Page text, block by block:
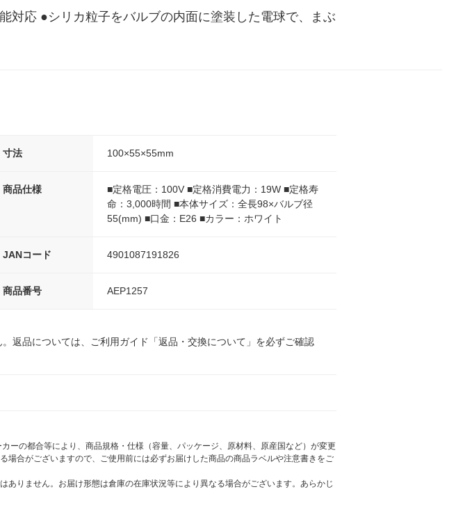
対応 ●シリカ粒子をバルブの内面に塗装した電球で、まぶ
寸法 100×55×55mm
商品仕様
■定格電圧：100V ■定格消費電力：19W ■定格寿
命：3,000時間 ■本体サイズ：全長98×バルブ径
55(mm) ■口金：E26 ■カラー：ホワイト
JANコード 4901087191826
商品番号 AEP1257
返品については、ご利用ガイド「返品・交換について」を必ずご確認
ーの都合等により、商品規格・仕様（容量、パッケージ、原材料、原産国など）が変更
合がございますので、ご使用前には必ずお届けした商品の商品ラベルや注意書きをご
りません。お届け形態は倉庫の在庫状況等により異なる場合がございます。あらかじ